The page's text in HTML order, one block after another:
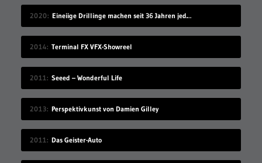
2020 Eineiige Drillinge machen seit 36 Jahren jeden Geburtstag ein Gruppenfoto
2014 Terminal FX VFX-Showreel
2011 Seeed – Wonderful Life
2013 Perspektivkunst von Damien Gilley
2011 Das Geister-Auto